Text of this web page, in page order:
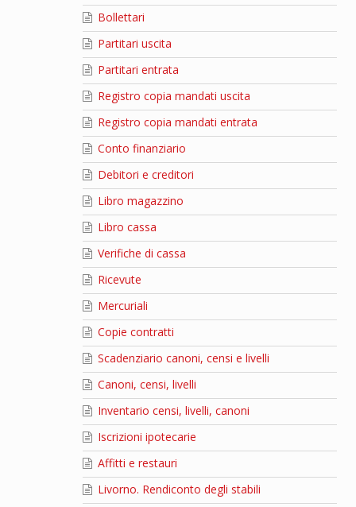
Bollettari
Partitari uscita
Partitari entrata
Registro copia mandati uscita
Registro copia mandati entrata
Conto finanziario
Debitori e creditori
Libro magazzino
Libro cassa
Verifiche di cassa
Ricevute
Mercuriali
Copie contratti
Scadenziario canoni, censi e livelli
Canoni, censi, livelli
Inventario censi, livelli, canoni
Iscrizioni ipotecarie
Affitti e restauri
Livorno. Rendiconto degli stabili